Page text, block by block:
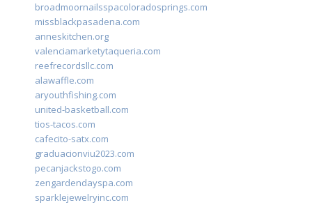
broadmoornailsspacoloradosprings.com
missblackpasadena.com
anneskitchen.org
valenciamarketytaqueria.com
reefrecordsllc.com
alawaffle.com
aryouthfishing.com
united-basketball.com
tios-tacos.com
cafecito-satx.com
graduacionviu2023.com
pecanjackstogo.com
zengardendayspa.com
sparklejewelryinc.com